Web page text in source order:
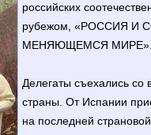
российских
рубежом, «РОССИЯ И
МЕНЯЮЩЕМСЯ МИРЕ».
Делегаты съехались со
страны. От Испании
на последней